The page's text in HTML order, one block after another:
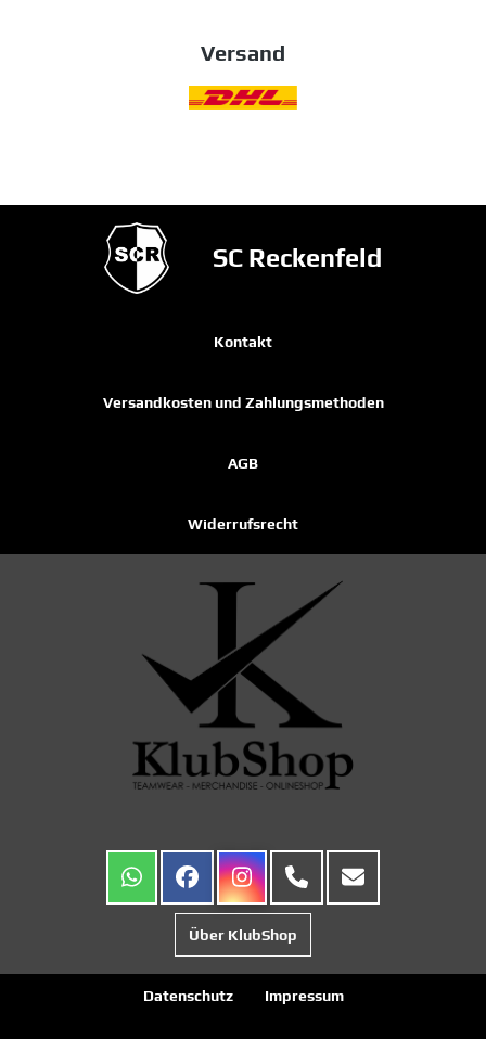
Versand
SC Reckenfeld
Kontakt
Versandkosten und Zahlungsmethoden
AGB
Widerrufsrecht
Über KlubShop
Datenschutz Impressum